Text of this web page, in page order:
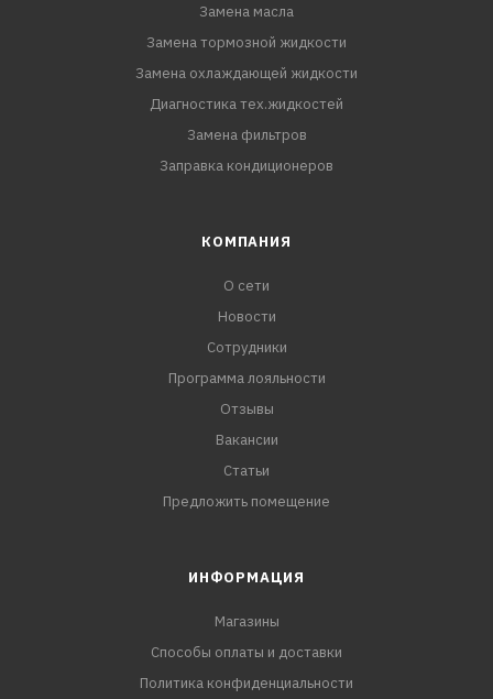
Замена масла
Замена тормозной жидкости
Замена охлаждающей жидкости
Диагностика тех.жидкостей
Замена фильтров
Заправка кондиционеров
КОМПАНИЯ
О сети
Новости
Сотрудники
Программа лояльности
Отзывы
Вакансии
Статьи
Предложить помещение
ИНФОРМАЦИЯ
Магазины
Способы оплаты и доставки
Политика конфиденциальности